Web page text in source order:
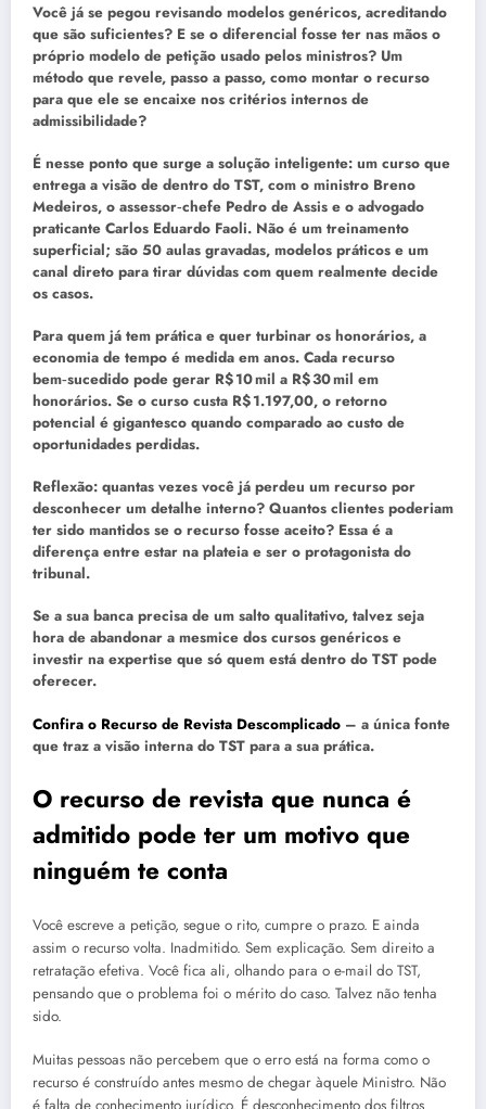
Você já se pegou revisando modelos genéricos, acreditando
que são suficientes? E se o diferencial fosse ter nas mãos o
próprio modelo de petição usado pelos ministros? Um
método que revele, passo a passo, como montar o recurso
para que ele se encaixe nos critérios internos de
admissibilidade?
É nesse ponto que surge a solução inteligente: um curso que
entrega a visão de dentro do TST, com o ministro Breno
Medeiros, o assessor‑chefe Pedro de Assis e o advogado
praticante Carlos Eduardo Faoli. Não é um treinamento
superficial; são 50 aulas gravadas, modelos práticos e um
canal direto para tirar dúvidas com quem realmente decide
os casos.
Para quem já tem prática e quer turbinar os honorários, a
economia de tempo é medida em anos. Cada recurso
bem‑sucedido pode gerar R$ 10 mil a R$ 30 mil em
honorários. Se o curso custa R$ 1.197,00, o retorno
potencial é gigantesco quando comparado ao custo de
oportunidades perdidas.
Reflexão: quantas vezes você já perdeu um recurso por
desconhecer um detalhe interno? Quantos clientes poderiam
ter sido mantidos se o recurso fosse aceito? Essa é a
diferença entre estar na plateia e ser o protagonista do
tribunal.
Se a sua banca precisa de um salto qualitativo, talvez seja
hora de abandonar a mesmice dos cursos genéricos e
investir na expertise que só quem está dentro do TST pode
oferecer.
Confira o Recurso de Revista Descomplicado – a única fonte
que traz a visão interna do TST para a sua prática.
O recurso de revista que nunca é
admitido pode ter um motivo que
ninguém te conta
Você escreve a petição, segue o rito, cumpre o prazo. E ainda
assim o recurso volta. Inadmitido. Sem explicação. Sem direito a
retratação efetiva. Você fica ali, olhando para o e-mail do TST,
pensando que o problema foi o mérito do caso. Talvez não tenha
sido.
Muitas pessoas não percebem que o erro está na forma como o
recurso é construído antes mesmo de chegar àquele Ministro. Não